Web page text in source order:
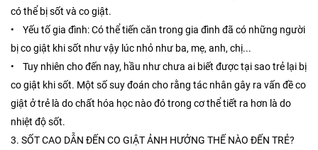
có thể bị sốt và co giật.
• Yếu tố gia đình: Có thể tiến căn trong gia đình đã có những người
bị co giật khi sốt như vậy lúc nhỏ như ba, mẹ, anh, chị...
• Tuy nhiên cho đến nay, hầu như chưa ai biết được tại sao trẻ lại bị
co giật khi sốt. Một số suy đoán cho rằng tác nhân gây ra vấn đề co
giật ở trẻ là do chất hóa học nào đó trong cơ thể tiết ra hơn là do
nhiệt độ sốt.
3. SỐT CAO DẪN ĐẾN CO GIẬT ẢNH HƯỞNG THẾ NÀO ĐẾN TRẺ?